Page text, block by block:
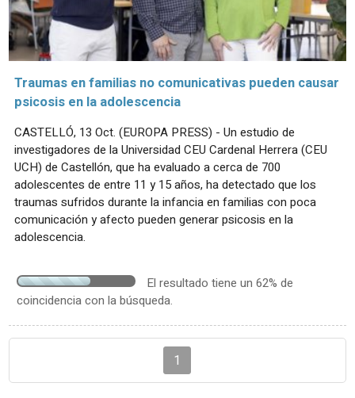
Traumas en familias no comunicativas pueden causar
psicosis en la adolescencia
CASTELLÓ, 13 Oct. (EUROPA PRESS) - Un estudio de
investigadores de la Universidad CEU Cardenal Herrera (CEU
UCH) de Castellón, que ha evaluado a cerca de 700
adolescentes de entre 11 y 15 años, ha detectado que los
traumas sufridos durante la infancia en familias con poca
comunicación y afecto pueden generar psicosis en la
adolescencia.
El resultado tiene un 62% de
coincidencia con la búsqueda.
1